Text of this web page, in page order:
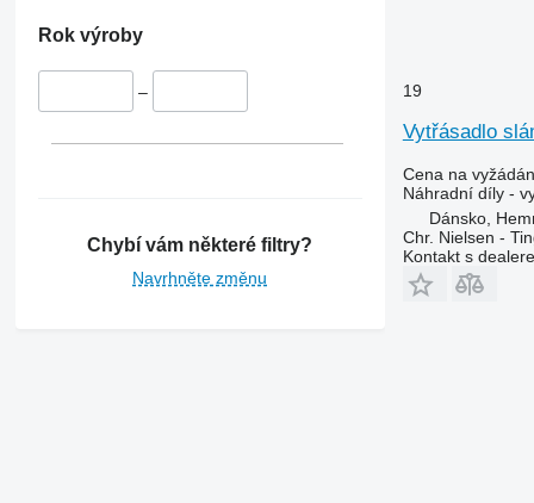
6090
6620
7400
Rok výroby
–
Chybí vám některé filtry?
Navrhněte změnu
19
Vytřásadlo
Cena na
Náhradní díly -
Dánsko,
Chr. Nielsen -
Kontakt s